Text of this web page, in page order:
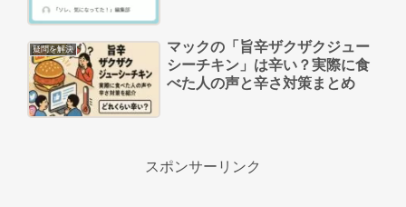
疑問を解決
マックの「旨辛ザクザクジュー
シーチキン」は辛い？実際に食
べた人の声と辛さ対策まとめ
スポンサーリンク